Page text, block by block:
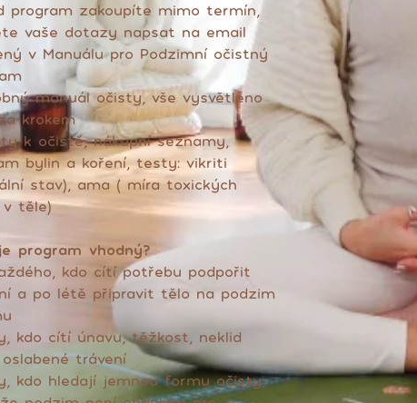
program zakoupíte mimo termín,
vaše dotazy napsat na email
v Manuálu pro Podzimní očistný
manuál očisty, vše vysvětleno
krokem
k očistě, nákupní seznamy,
bylin a koření, testy: vikriti
stav), ama ( míra toxických
těle)
program vhodný?
kdo cítí potřebu podpořit
a po létě připravit tělo na podzim
kdo cítí únavu, těžkost, neklid
trávení
kdo hledají jemnou formu očisty,